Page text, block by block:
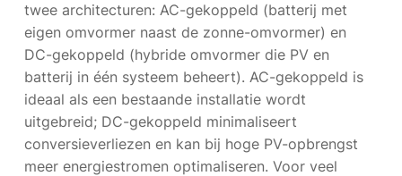
twee architecturen: AC-gekoppeld (batterij met
eigen omvormer naast de zonne-omvormer) en
DC-gekoppeld (hybride omvormer die PV en
batterij in één systeem beheert). AC-gekoppeld is
ideaal als een bestaande installatie wordt
uitgebreid; DC-gekoppeld minimaliseert
conversieverliezen en kan bij hoge PV-opbrengst
meer energiestromen optimaliseren. Voor veel